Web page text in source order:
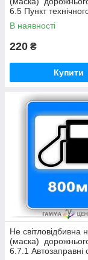
6.5 Пункт
обслуговування
В наявності
220 ₴
Купити
Не світловідбивна
(маска)
6.7.1 Автозаправні